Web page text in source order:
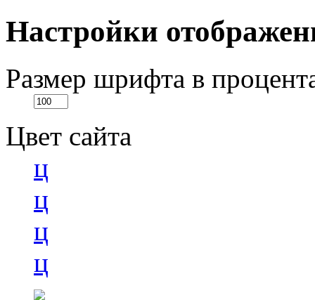
Настройки
Размер шрифта в
Цвет сайта
ц
ц
ц
ц